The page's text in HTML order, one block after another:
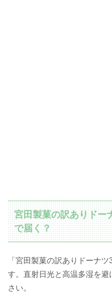
宮田製菓の訳ありドー
で届く？
「宮田製菓の訳ありドーナ
す。直射日光と高温多湿を
さい。